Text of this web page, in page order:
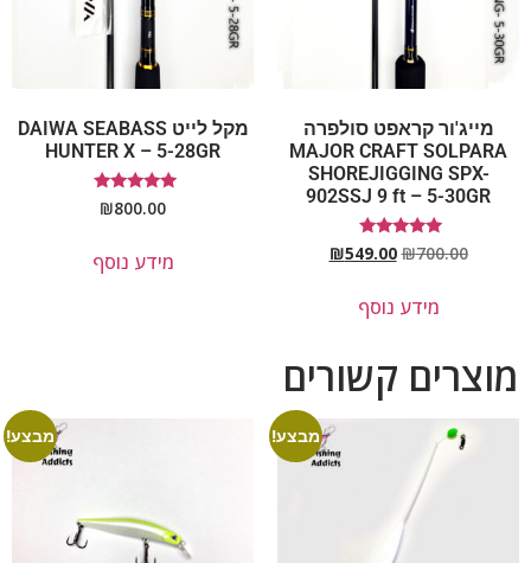
מייג'ור קראפט סולפרה
MAJOR CRAFT SOLPARA
SHOREJIGGING SPX-
902SSJ 9 ft – 5-30GR
דורג
5.00
₪700.00
₪549.00
מידע נוסף
מקל לייט DAIWA SEABASS
HUNTER X – 5-28GR
דורג
5.00
₪800.00
מידע נוסף
מוצרים קשורים
מבצע! מבצע!